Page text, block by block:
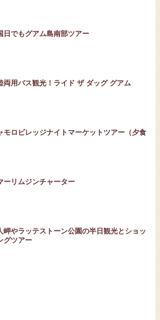
日でもグアム島南部ツアー
両用バス観光！ライド ザ ダッグ グアム
モロビレッジナイトマーケットツアー（夕食
ーリムジンチャーター
岬やラッテストーン公園の半日観光とショッ
グツアー